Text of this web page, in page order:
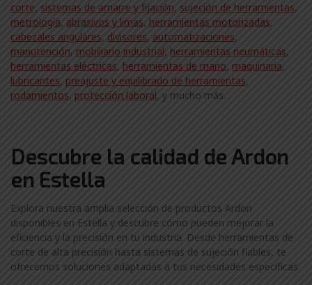
corte, sistemas de amarre y fijación, sujeción de herramientas,
metrología, abrasivos y limas, herramientas motorizadas,
cabezales angulares, divisores, automatizaciones,
manutención, mobiliario industrial, herramientas neumáticas,
herramientas eléctricas, herramientas de mano, maquinaria,
lubricantes, preajuste y equilibrado de herramientas,
rodamientos, protección laboral, y mucho más.
Descubre la calidad de Ardon
en Estella
Explora nuestra amplia selección de productos Ardon
disponibles en Estella y descubre cómo pueden mejorar la
eficiencia y la precisión en tu industria. Desde herramientas de
corte de alta precisión hasta sistemas de sujeción fiables, te
ofrecemos soluciones adaptadas a tus necesidades específicas.